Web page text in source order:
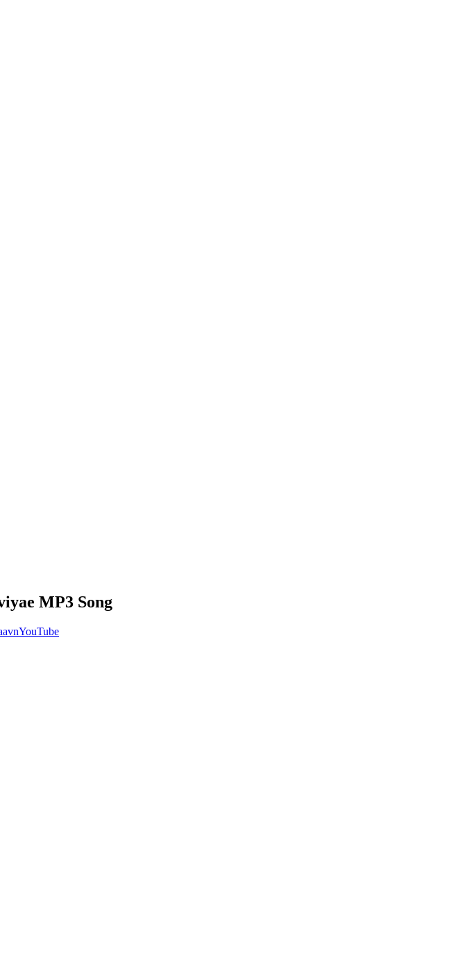
MP3 Song
YouTube